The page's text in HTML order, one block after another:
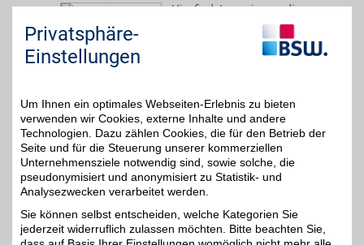
2%
Hier findet man immer die
aktuellsten Trends zum
Pflegeprodukte, Make-up
Zum Partnerprofil
bis zu 8%
Douglas
starke Marken - Die
Parfümerie Douglas
macht das Leben
Privatsphäre-
Einstellungen
Um Ihnen ein optimales Webseiten-Erlebnis zu bieten
verwenden wir Cookies, externe Inhalte und andere
Technologien. Dazu zählen Cookies, die für den Betrieb der
Seite und für die Steuerung unserer kommerziellen
Unternehmensziele notwendig sind, sowie solche, die
pseudonymisiert und anonymisiert zu Statistik- und
Analysezwecken verarbeitet werden.
Sie können selbst entscheiden, welche Kategorien Sie
jederzeit widerruflich zulassen möchten. Bitte beachten Sie,